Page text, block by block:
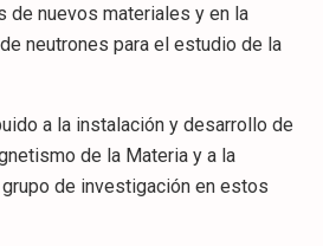
de nuevos materiales y en la
neutrones para el estudio de la
a la instalación y desarrollo de
de la Materia y a la
de investigación en estos